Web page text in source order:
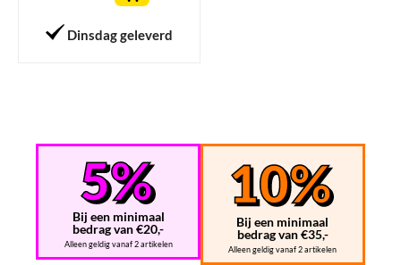
Dinsdag geleverd
Bij een minimaal
bedrag van €20,-
Alleen geldig vanaf 2 artikelen
Bij een minimaal
bedrag van €35,-
Alleen geldig vanaf 2 artikelen